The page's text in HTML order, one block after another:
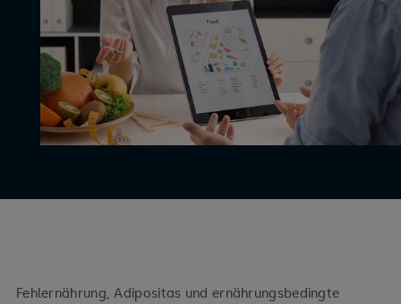
Fehlernährung, Adipositas und ernährungsbedingte